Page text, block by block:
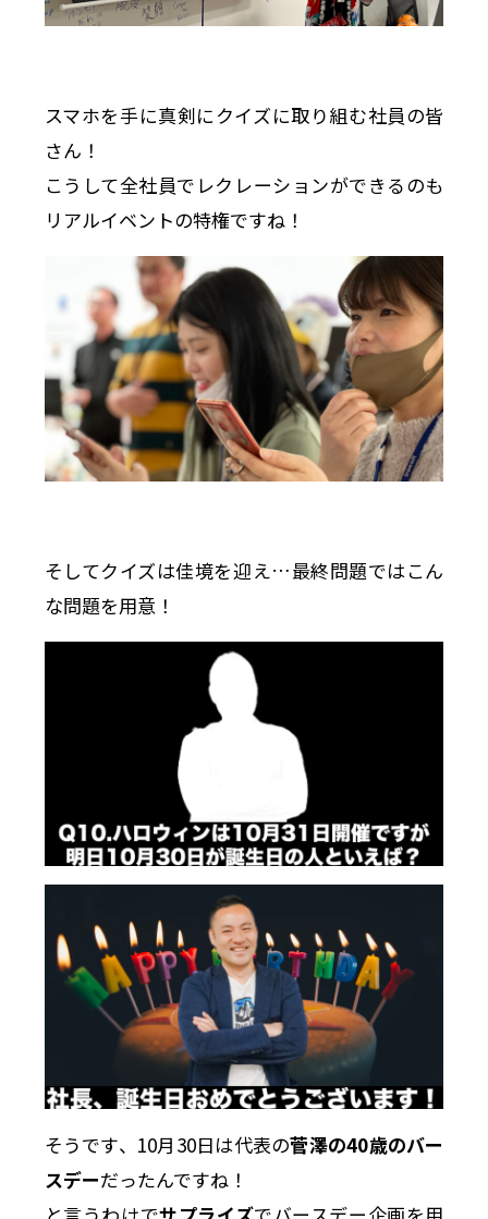
スマホを手に真剣にクイズに取り組む社員の皆
さん！
こうして全社員でレクレーションができるのも
リアルイベントの特権ですね！
そしてクイズは佳境を迎え…最終問題ではこん
な問題を用意！
そうです、10月30日は代表の菅澤の40歳のバー
スデーだったんですね！